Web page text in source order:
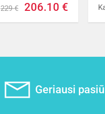
229 € 206.10 €
Geriausi